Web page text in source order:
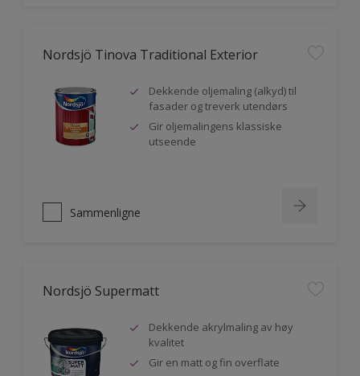
Nordsjö Tinova Traditional Exterior
Dekkende oljemaling (alkyd) til
fasader og treverk utendørs
Gir oljemalingens klassiske
utseende
Sammenligne
Nordsjö Supermatt
Dekkende akrylmaling av høy
kvalitet
Gir en matt og fin overflate